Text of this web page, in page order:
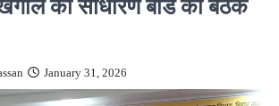
January 31, 2026